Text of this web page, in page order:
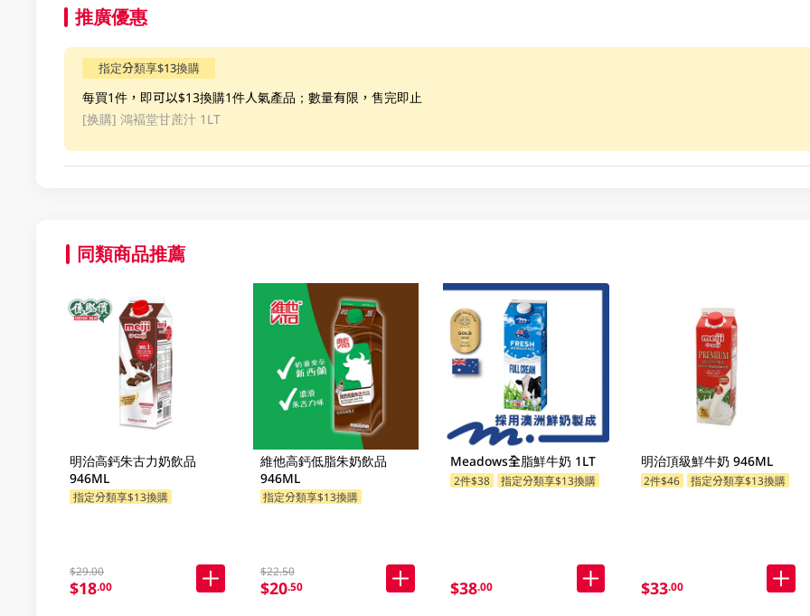
推廣優惠
指定分類享$13換購
每買1件，即可以$13換購1件人氣產品；數量有限，售完即止
[换購] 鴻褔堂甘蔗汁 1LT
同類商品推薦
明治高鈣朱古力奶飲品
946ML
指定分類享$13換購
$29.00
$18.00
維他高鈣低脂朱奶飲品
946ML
指定分類享$13換購
$22.50
$20.50
Meadows全脂鮮牛奶 1LT
2件$38 指定分類享$13換購
$38.00
明治頂級鮮牛奶 946ML
2件$46 指定分類享$13換購
$33.00